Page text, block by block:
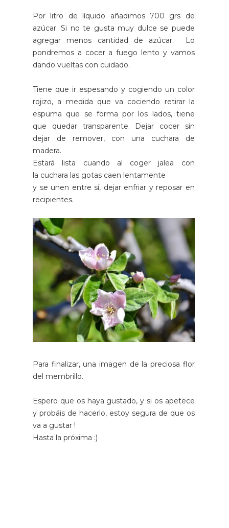
Por litro de líquido añadimos 700 grs de
azúcar. Si no te gusta muy dulce se puede
agregar menos cantidad de azúcar. Lo
pondremos a cocer a fuego lento y vamos
dando vueltas con cuidado.
Tiene que ir espesando y cogiendo un color
rojizo, a medida que va cociendo retirar la
espuma que se forma por los lados, tiene
que quedar transparente. Dejar cocer sin
dejar de remover, con una cuchara de
madera.
Estará lista cuando al coger jalea con
la cuchara las gotas caen lentamente
y se unen entre sí, dejar enfriar y reposar en
recipientes.
Para finalizar, una imagen de la preciosa flor
del membrillo.
Espero que os haya gustado, y si os apetece
y probáis de hacerlo, estoy segura de que os
va a gustar !
Hasta la próxima :)